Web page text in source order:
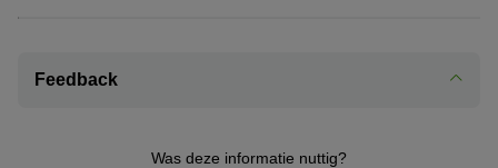
Feedback
Was deze informatie nuttig?